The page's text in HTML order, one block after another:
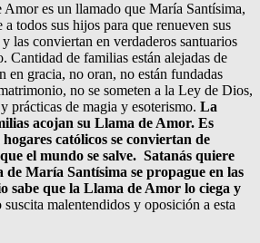
es un llamado que María Santísima,
todos sus hijos para que renueven sus
las conviertan en verdaderos santuarios
Cantidad de familias están alejadas de
gracia, no oran, no están fundadas
no se someten a la Ley de Dios,
prácticas de magia y esoterismo. La
acojan su Llama de Amor. Es
católicos se conviertan de
el mundo se salve. Satanás quiere
de María Santísima se propague en las
sabe que la Llama de Amor lo ciega y
suscita malentendidos y oposición a esta